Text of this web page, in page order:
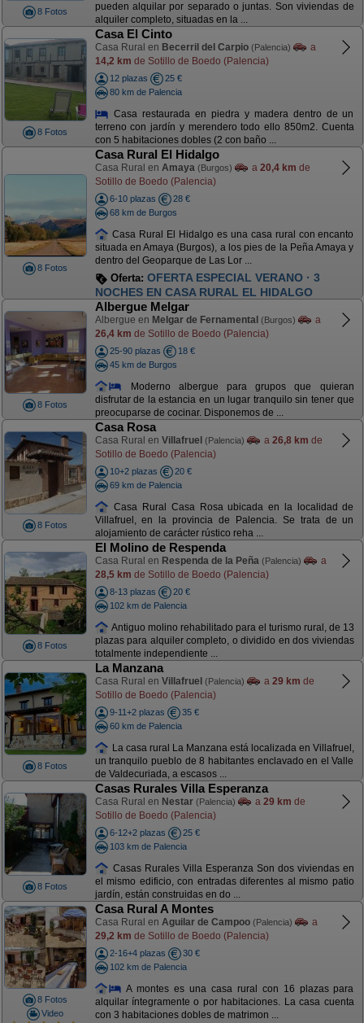
8 Fotos
pueden alquilar por separado o juntas. Son viviendas de
alquiler completo, situadas en la ...
8 Fotos
Casa El Cinto
Casa Rural en Becerril del Carpio (Palencia)
a
14,2 km de Sotillo de Boedo (Palencia)
12 plazas
25 €
80 km de Palencia
Casa restaurada en piedra y madera dentro de un
terreno con jardín y merendero todo ello 850m2. Cuenta
con 5 habitaciones dobles (2 con baño ...
8 Fotos
Casa Rural El Hidalgo
Casa Rural en Amaya (Burgos) a 20,4 km de
Sotillo de Boedo (Palencia)
6-10 plazas
28 €
68 km de Burgos
Casa Rural El Hidalgo es una casa rural con encanto
situada en Amaya (Burgos), a los pies de la Peña Amaya y
dentro del Geoparque de Las Lor ...
Oferta: OFERTA ESPECIAL VERANO · 3
NOCHES EN CASA RURAL EL HIDALGO
8 Fotos
Albergue Melgar
Albergue en Melgar de Fernamental (Burgos)
a
26,4 km de Sotillo de Boedo (Palencia)
25-90 plazas
18 €
45 km de Burgos
Moderno albergue para grupos que quieran
disfrutar de la estancia en un lugar tranquilo sin tener que
preocuparse de cocinar. Disponemos de ...
8 Fotos
Casa Rosa
Casa Rural en Villafruel (Palencia) a 26,8 km de
Sotillo de Boedo (Palencia)
10+2 plazas
20 €
69 km de Palencia
Casa Rural Casa Rosa ubicada en la localidad de
Villafruel, en la provincia de Palencia. Se trata de un
alojamiento de carácter rústico reha ...
8 Fotos
El Molino de Respenda
Casa Rural en Respenda de la Peña (Palencia)
a
28,5 km de Sotillo de Boedo (Palencia)
8-13 plazas
20 €
102 km de Palencia
Antiguo molino rehabilitado para el turismo rural, de 13
plazas para alquiler completo, o dividido en dos viviendas
totalmente independiente ...
8 Fotos
La Manzana
Casa Rural en Villafruel (Palencia) a 29 km de
Sotillo de Boedo (Palencia)
9-11+2 plazas
35 €
60 km de Palencia
La casa rural La Manzana está localizada en Villafruel,
un tranquilo pueblo de 8 habitantes enclavado en el Valle
de Valdecuriada, a escasos ...
8 Fotos
Casas Rurales Villa Esperanza
Casa Rural en Nestar (Palencia) a 29 km de
Sotillo de Boedo (Palencia)
6-12+2 plazas
25 €
103 km de Palencia
Casas Rurales Villa Esperanza Son dos viviendas en
el mismo edificio, con entradas diferentes al mismo patio
jardín, están construidas en do ...
8 Fotos
Video
Casa Rural A Montes
Casa Rural en Aguilar de Campoo (Palencia)
a
29,2 km de Sotillo de Boedo (Palencia)
2-16+4 plazas
30 €
102 km de Palencia
A montes es una casa rural con 16 plazas para
alquilar íntegramente o por habitaciones. La casa cuenta
con 3 habitaciones dobles de matrimon ...